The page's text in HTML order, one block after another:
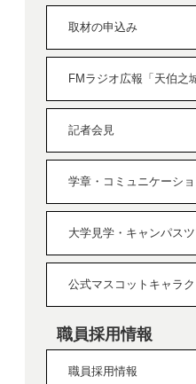
取材の申込み
FMラジオ広報「天伯之
記者会見
学章・コミュニケーシ
大学見学・キャンパス
公式マスコットキャラク
職員採用情報
職員採用情報